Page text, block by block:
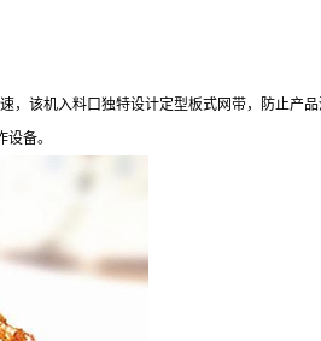
该机入料口独特设计定型板式网带，防止
备。